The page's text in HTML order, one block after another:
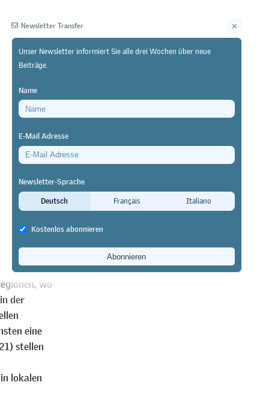
in der
wo
der
eine
stellen
lokalen
Newsletter Transfer
Unser Newsletter informiert Sie alle drei Wochen über neue
Beiträge.
Name
E-Mail Adresse
Newsletter-Sprache
Deutsch
Français Italiano
Kostenlos abonnieren